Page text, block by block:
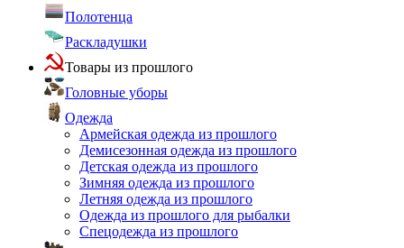
Полотенца
Раскладушки
Товары из прошлого
Головные уборы
Одежда
Армейская одежда из прошлого
Демисезонная одежда из прошлого
Детская одежда из прошлого
Зимняя одежда из прошлого
Летняя одежда из прошлого
Одежда из прошлого для рыбалки
Спецодежда из прошлого